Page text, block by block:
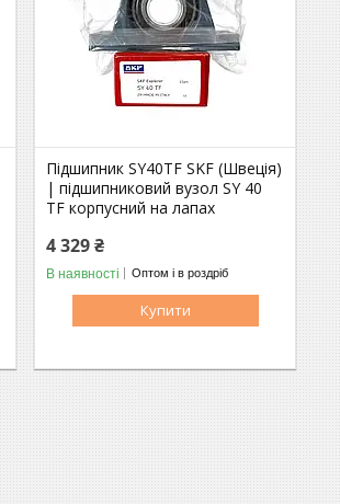
Підшипник SY40TF SKF (Швеція)
| підшипниковий вузол SY 40
TF корпусний на лапах
4 329 ₴
В наявності Оптом і в роздріб
Купити